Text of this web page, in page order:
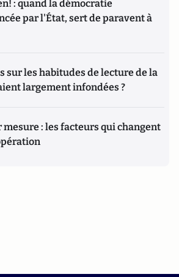
: quand la démocratie
par l'État, sert de paravent à
sur les habitudes de lecture de la
largement infondées ?
mesure : les facteurs qui changent